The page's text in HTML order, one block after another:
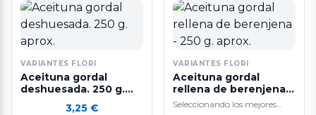
VARIANTES FLORI
Aceituna gordal
deshuesada. 250 g.
3,25 €
VARIANTES FLORI
Aceituna gordal
rellena de berenjena -
250 g. aprox.
Seleccionando los mejores